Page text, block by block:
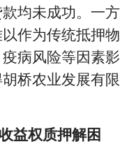
均未成功。一
作为传统抵押
病风险等因素
桥农业发展有
益权质押解困